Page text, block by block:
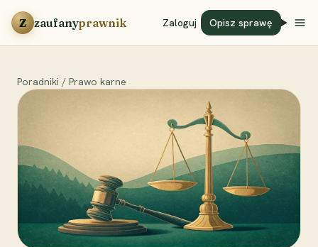
Przejdź do treści
Z zaufanyprawnik Zaloguj Opisz sprawę
Poradniki / Prawo karne